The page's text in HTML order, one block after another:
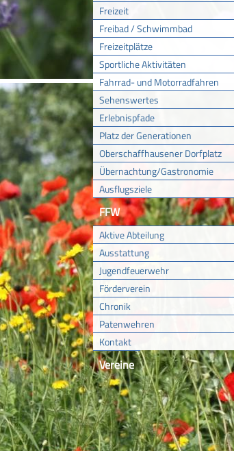
Freizeit
Freibad / Schwimmbad
Freizeitplätze
Sportliche Aktivitäten
Fahrrad- und Motorradfahren
Sehenswertes
Erlebnispfade
Platz der Generationen
Oberschaffhausener Dorfplatz
Übernachtung/Gastronomie
Ausflugsziele
FFW
Aktive Abteilung
Ausstattung
Jugendfeuerwehr
Förderverein
Chronik
Patenwehren
Kontakt
Vereine